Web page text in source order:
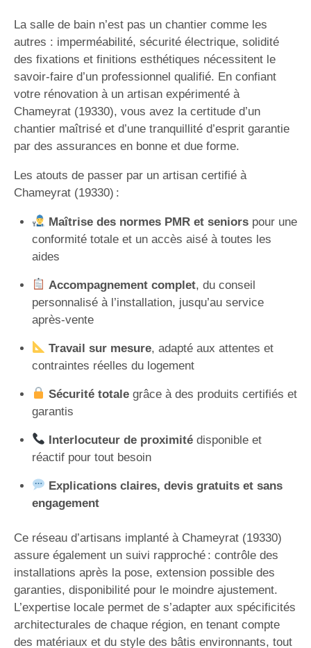
La salle de bain n’est pas un chantier comme les
autres : imperméabilité, sécurité électrique, solidité
des fixations et finitions esthétiques nécessitent le
savoir-faire d’un professionnel qualifié. En confiant
votre rénovation à un artisan expérimenté à
Chameyrat (19330), vous avez la certitude d’un
chantier maîtrisé et d’une tranquillité d’esprit garantie
par des assurances en bonne et due forme.
Les atouts de passer par un artisan certifié à
Chameyrat (19330) :
Maîtrise des normes PMR et seniorspour une
conformité totale et un accès aisé à toutes les
aides
Accompagnement complet, du conseil
personnalisé à l’installation, jusqu’au service
après-vente
Travail sur mesure, adapté aux attentes et
contraintes réelles du logement
Sécurité totalegrâce à des produits certifiés et
garantis
Interlocuteur de proximitédisponible et
réactif pour tout besoin
Explications claires, devis gratuits et sans
engagement
Ce réseau d’artisans implanté à Chameyrat (19330)
assure également un suivi rapproché : contrôle des
installations après la pose, extension possible des
garanties, disponibilité pour le moindre ajustement.
L’expertise locale permet de s’adapter aux spécificités
architecturales de chaque région, en tenant compte
des matériaux et du style des bâtis environnants, tout